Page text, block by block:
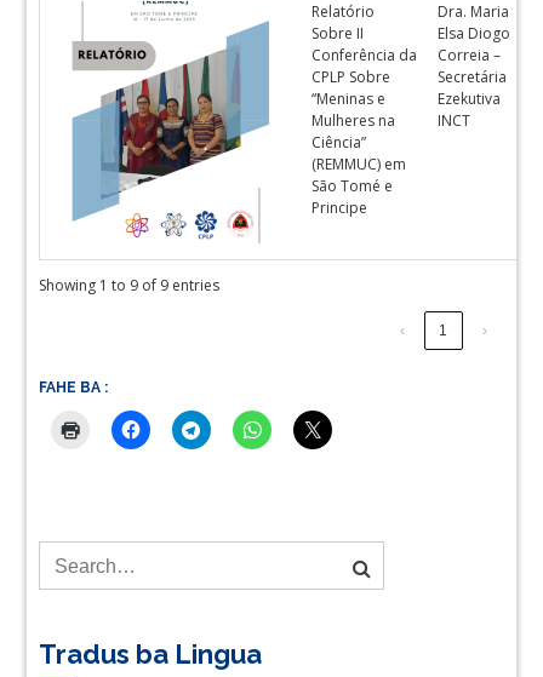
Relatório
Sobre II
Conferência da
CPLP Sobre
“Meninas e
Mulheres na
Ciência”
(REMMUC) em
São Tomé e
Principe
Dra. Maria
Elsa Diogo
Correia –
Secretária
Ezekutiva
INCT
Showing 1 to 9 of 9 entries
‹ 1 ›
FAHE BA :
Tradus ba Lingua